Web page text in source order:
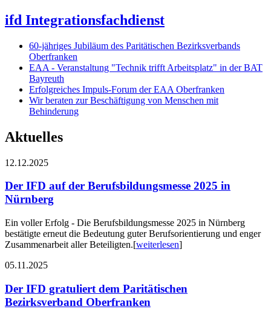
ifd Integrationsfachdienst
60-jähriges Jubiläum des Paritätischen Bezirksverbands
Oberfranken
EAA - Veranstaltung "Technik trifft Arbeitsplatz" in der BAT
Bayreuth
Erfolgreiches Impuls-Forum der EAA Oberfranken
Wir beraten zur Beschäftigung von Menschen mit
Behinderung
Aktuelles
12.12.2025
Der IFD auf der Berufsbildungsmesse 2025 in
Nürnberg
Ein voller Erfolg - Die Berufsbildungsmesse 2025 in Nürnberg
bestätigte erneut die Bedeutung guter Berufsorientierung und enger
Zusammenarbeit aller Beteiligten.[weiterlesen]
05.11.2025
Der IFD gratuliert dem Paritätischen
Bezirksverband Oberfranken